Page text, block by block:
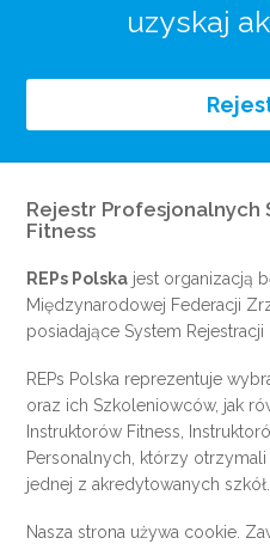
uzyskaj
Rejestr Profesjonalnych
Fitness
REPs Polska jest organizacją
Międzynarodowej Federacji
posiadające System Rejestracji
REPs Polska reprezentuje
oraz ich Szkoleniowców, jak
Instruktorów Fitness,
Personalnych, którzy
jednej z akredytowanych szkół.
Nasza strona używa cookie.